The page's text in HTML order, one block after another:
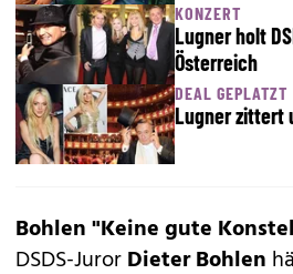
KONZERT
Lugner holt
Österreich
DEAL GEPLATZT
Lugner zittert
Bohlen "Keine gute
DSDS-JurorDieter Bohlen